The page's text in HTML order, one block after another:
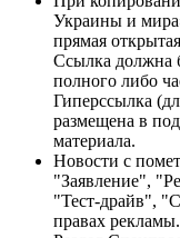
Украины и
прямая
Ссылка должна
полного либо
Гиперссылка
размещена в
материала.
Новости с
"Заявление",
"Тест-драйв",
правах рекламы.